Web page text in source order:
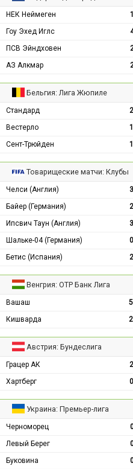
НЕК Неймеген
Гоу Эхед Иглс
ПСВ Эйндховен
АЗ Алкмар
Бельгия: Лига Жюпиле
Стандард
Вестерло
Сент-Трюйден
Товарищеские матчи: Клубы
Челси (Англия)
Байер (Германия)
Ипсвич Таун (Англия)
Шальке-04 (Германия)
Бетис (Испания)
Венгрия: ОТР Банк Лига
Вашаш
Кишварда
Австрия: Бундеслига
Грацер АК
Хартберг
Украина: Премьер-лига
Черноморец
Левый Берег
Буковина